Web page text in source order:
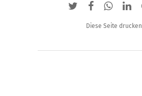
Diese Seite drucken